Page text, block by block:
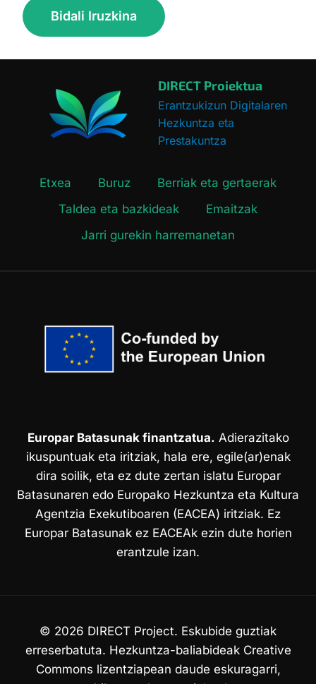
DIRECT Proiektua
Erantzukizun Digitalaren
Hezkuntza eta
Prestakuntza
Etxea Buruz
Berriak eta gertaerak
Taldea eta bazkideak
Emaitzak
Jarri gurekin harremanetan
Europar Batasunak finantzatua. Adierazitako
ikuspuntuak eta iritziak, hala ere, egile(ar)enak
dira soilik, eta ez dute zertan islatu Europar
Batasunaren edo Europako Hezkuntza eta Kultura
Agentzia Exekutiboaren (EACEA) iritziak. Ez
Europar Batasunak ez EACEAk ezin dute horien
erantzule izan.
© 2026 DIRECT Project. Eskubide guztiak
erreserbatuta. Hezkuntza-baliabideak Creative
Commons lizentziapean daude eskuragarri,